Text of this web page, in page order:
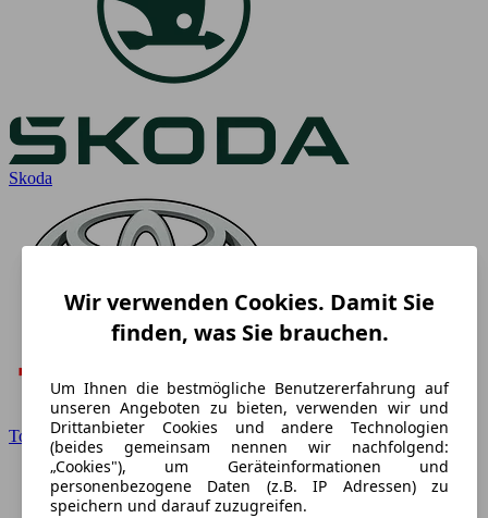
Wir verwenden Cookies. Damit Sie
finden, was Sie brauchen.
Um Ihnen die bestmögliche Benutzererfahrung auf
unseren Angeboten zu bieten, verwenden wir und
Drittanbieter Cookies und andere Technologien
(beides gemeinsam nennen wir nachfolgend:
„Cookies"), um Geräteinformationen und
personenbezogene Daten (z.B. IP Adressen) zu
speichern und darauf zuzugreifen.
Skoda
Toyota